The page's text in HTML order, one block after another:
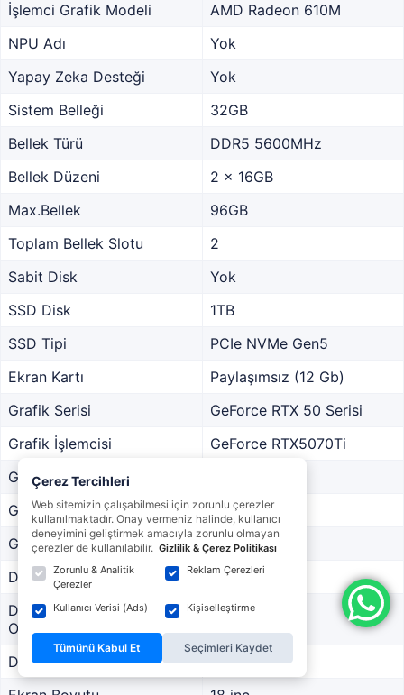
İşlemci Grafik Modeli
AMD Radeon 610M
NPU Adı
Yok
Yapay Zeka Desteği
Yok
Sistem Belleği
32GB
Bellek Türü
DDR5 5600MHz
Bellek Düzeni
2 x 16GB
Max.Bellek
96GB
Toplam Bellek Slotu
2
Sabit Disk
Yok
SSD Disk
1TB
SSD Tipi
PCIe NVMe Gen5
Ekran Kartı
Paylaşımsız (12 Gb)
Grafik Serisi
GeForce RTX 50 Serisi
Grafik İşlemcisi
GeForce RTX5070Ti
Grafik Genişliği
Grafik Yapısı
GDDR7
Grafik Gücü
140 Watt
DLSS Sürümü
DLSS 4
DLSS Çoklu Kare
Oluşturma
Var
DLSS Kare Oluşturma
Var
Çerez Tercihleri
Web sitemizin çalışabilmesi için zorunlu çerezler
kullanılmaktadır. Onay vermeniz halinde, kullanıcı
deneyimini geliştirmek amacıyla zorunlu olmayan
çerezler de kullanılabilir. Gizlilik & Çerez Politikası
Zorunlu & Analitik
Çerezler
Reklam Çerezleri
Kullanıcı Verisi (Ads) Kişiselleştirme
Tümünü Kabul Et Seçimleri Kaydet